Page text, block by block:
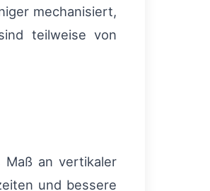
mechanisiert,
teilweise von
Maß an vertikaler
und bessere